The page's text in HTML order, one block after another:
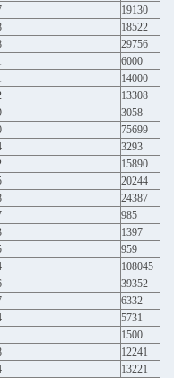
19130
18522
29756
6000
14000
13308
3058
75699
3293
15890
20244
24387
985
1397
959
108045
39352
6332
5731
1500
12241
13221